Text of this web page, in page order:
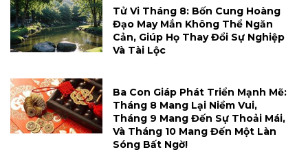
Tử Vi Tháng 8: Bốn Cung Hoàng
Đạo May Mắn Không Thể Ngăn
Cản, Giúp Họ Thay Đổi Sự Nghiệp
Và Tài Lộc
Ba Con Giáp Phát Triển Mạnh Mẽ:
Tháng 8 Mang Lại Niềm Vui,
Tháng 9 Mang Đến Sự Thoải Mái,
Và Tháng 10 Mang Đến Một Làn
Sóng Bất Ngờ!